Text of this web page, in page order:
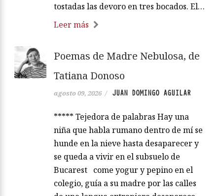
tostadas las devoro en tres bocados. El…
Leer más
Poemas de Madre Nebulosa, de
Tatiana Donoso
agosto 09, 2026 / JUAN DOMINGO AGUILAR
***** Tejedora de palabras Hay una
niña que habla rumano dentro de mí se
hunde en la nieve hasta desaparecer y
se queda a vivir en el subsuelo de
Bucarest come yogur y pepino en el
colegio, guía a su madre por las calles